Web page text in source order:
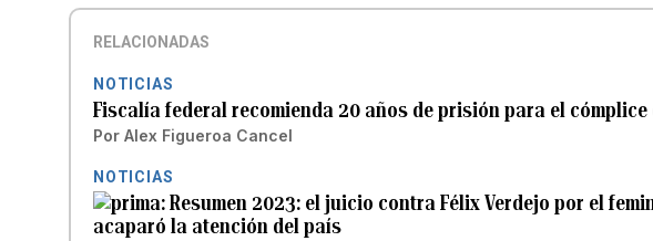
RELACIONADAS
NOTICIAS
Fiscalía federal recomienda 20 años de prisión para el cómplice
Por Alex Figueroa Cancel
NOTICIAS
Resumen 2023: el juicio contra Félix Verdejo por el
acaparó la atención del país